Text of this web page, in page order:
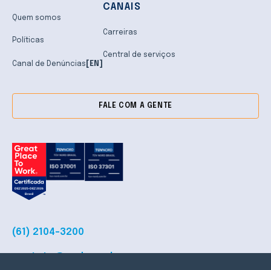
Quem somos
Políticas
Canal de Denúncias [EN]
CANAIS
Carreiras
Central de serviços
FALE COM A GENTE
(61) 2104-3200